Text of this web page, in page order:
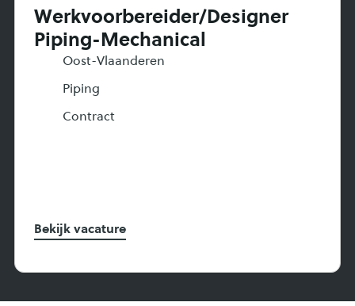
Werkvoorbereider/Designer
Piping-Mechanical
Oost-Vlaanderen
Piping
Contract
Bekijk vacature